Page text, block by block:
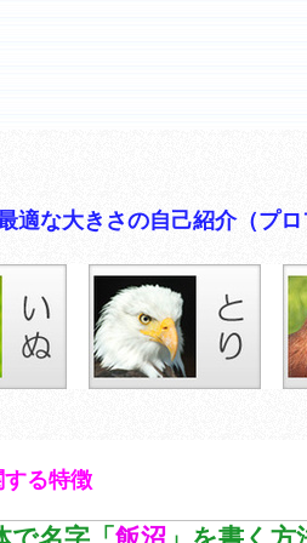
適な大きさの自己紹介（プ
る特徴